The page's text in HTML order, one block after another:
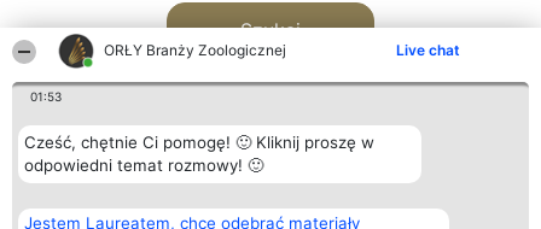
ORŁY Branży Zoologicznej Live chat
01:53
Cześć, chętnie Ci pomogę! 🙂 Kliknij proszę w
odpowiedni temat rozmowy! 🙂
Jestem Laureatem, chcę odebrać materiały
Szukaj
Organizator plebiscytu
Bright Side Solutions sp. z o.
Plebiscyt
Laureaci
Kontakt
Kontakt